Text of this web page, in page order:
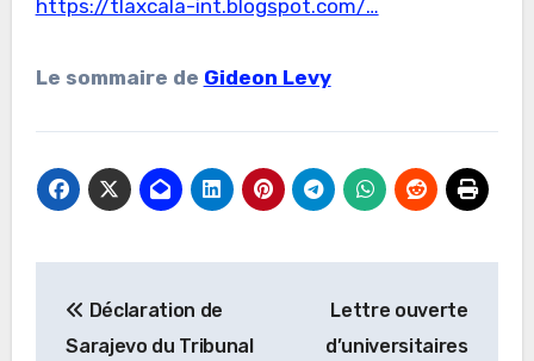
https://tlaxcala-int.blogspot.com/…
Le sommaire de Gideon Levy
de
Déclaration de
Sarajevo du Tribunal
Lettre ouverte
d’universitaires